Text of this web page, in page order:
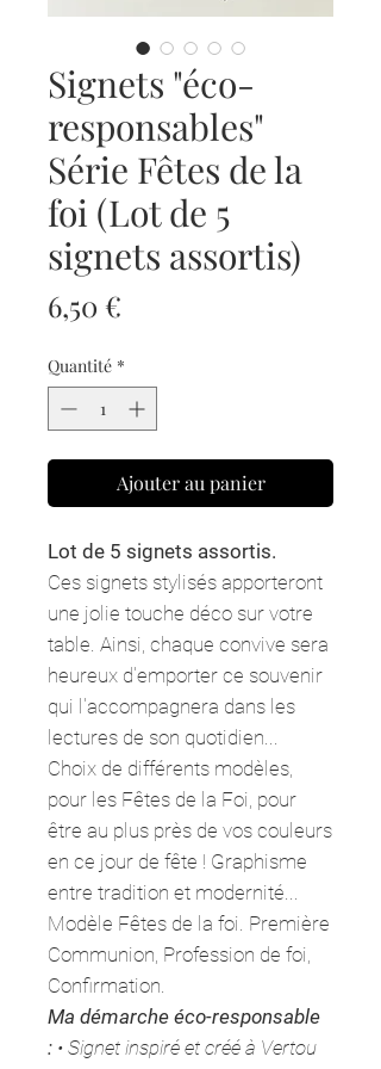
Signets "éco-
responsables"
Série Fêtes de la
foi (Lot de 5
signets assortis)
6,50 €
Quantité *
Ajouter au panier
Lot de 5 signets assortis.
Ces signets stylisés apporteront
une jolie touche déco sur votre
table. Ainsi, chaque convive sera
heureux d'emporter ce souvenir
qui l'accompagnera dans les
lectures de son quotidien...
Choix de différents modèles,
pour les Fêtes de la Foi, pour
être au plus près de vos couleurs
en ce jour de fête ! Graphisme
entre tradition et modernité...
Modèle Fêtes de la foi. Première
Communion, Profession de foi,
Confirmation.
Ma démarche éco-responsable
: • Signet inspiré et créé à Vertou